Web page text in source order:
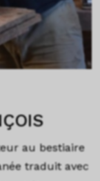
au bestiaire
traduit avec